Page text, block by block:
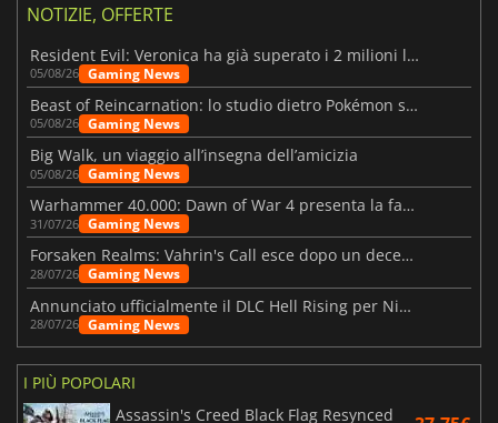
NOTIZIE, OFFERTE
Resident Evil: Veronica ha già superato i 2 milioni liste dei desideri
05/08/26 Gaming News
Beast of Reincarnation: lo studio dietro Pokémon su una nuova strada
05/08/26 Gaming News
Big Walk, un viaggio all’insegna dell’amicizia
05/08/26 Gaming News
Warhammer 40.000: Dawn of War 4 presenta la fazione dei Necron
31/07/26 Gaming News
Forsaken Realms: Vahrin's Call esce dopo un decennio di sviluppo
28/07/26 Gaming News
Annunciato ufficialmente il DLC Hell Rising per Nioh 3
28/07/26 Gaming News
I PIÙ POPOLARI
Assassin's Creed Black Flag Resynced